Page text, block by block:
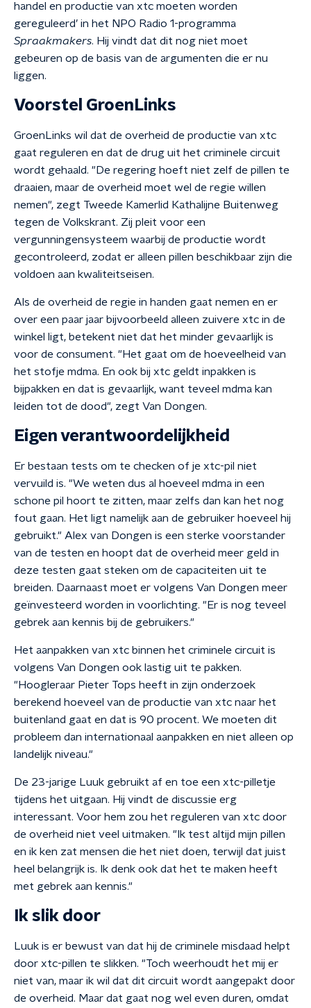
handel en productie van xtc moeten worden
gereguleerd’ in het NPO Radio 1-programma
Spraakmakers. Hij vindt dat dit nog niet moet
gebeuren op de basis van de argumenten die er nu
liggen.
Voorstel GroenLinks
GroenLinks wil dat de overheid de productie van xtc
gaat reguleren en dat de drug uit het criminele circuit
wordt gehaald. "De regering hoeft niet zelf de pillen te
draaien, maar de overheid moet wel de regie willen
nemen", zegt Tweede Kamerlid Kathalijne Buitenweg
tegen de Volkskrant. Zij pleit voor een
vergunningensysteem waarbij de productie wordt
gecontroleerd, zodat er alleen pillen beschikbaar zijn die
voldoen aan kwaliteitseisen.
Als de overheid de regie in handen gaat nemen en er
over een paar jaar bijvoorbeeld alleen zuivere xtc in de
winkel ligt, betekent niet dat het minder gevaarlijk is
voor de consument. "Het gaat om de hoeveelheid van
het stofje mdma. En ook bij xtc geldt inpakken is
bijpakken en dat is gevaarlijk, want teveel mdma kan
leiden tot de dood", zegt Van Dongen.
Eigen verantwoordelijkheid
Er bestaan tests om te checken of je xtc-pil niet
vervuild is. "We weten dus al hoeveel mdma in een
schone pil hoort te zitten, maar zelfs dan kan het nog
fout gaan. Het ligt namelijk aan de gebruiker hoeveel hij
gebruikt." Alex van Dongen is een sterke voorstander
van de testen en hoopt dat de overheid meer geld in
deze testen gaat steken om de capaciteiten uit te
breiden. Daarnaast moet er volgens Van Dongen meer
geïnvesteerd worden in voorlichting. "Er is nog teveel
gebrek aan kennis bij de gebruikers."
Het aanpakken van xtc binnen het criminele circuit is
volgens Van Dongen ook lastig uit te pakken.
"Hoogleraar Pieter Tops heeft in zijn onderzoek
berekend hoeveel van de productie van xtc naar het
buitenland gaat en dat is 90 procent. We moeten dit
probleem dan internationaal aanpakken en niet alleen op
landelijk niveau."
De 23-jarige Luuk gebruikt af en toe een xtc-pilletje
tijdens het uitgaan. Hij vindt de discussie erg
interessant. Voor hem zou het reguleren van xtc door
de overheid niet veel uitmaken. "Ik test altijd mijn pillen
en ik ken zat mensen die het niet doen, terwijl dat juist
heel belangrijk is. Ik denk ook dat het te maken heeft
met gebrek aan kennis."
Ik slik door
Luuk is er bewust van dat hij de criminele misdaad helpt
door xtc-pillen te slikken. "Toch weerhoudt het mij er
niet van, maar ik wil dat dit circuit wordt aangepakt door
de overheid. Maar dat gaat nog wel even duren, omdat